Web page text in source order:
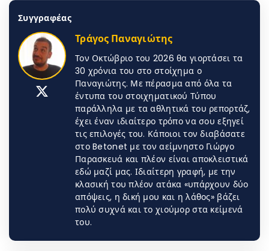
Συγγραφέας
Τράγος Παναγιώτης
Τον Οκτώβριο του 2026 θα γιορτάσει τα
30 χρόνια του στο στοίχημα ο
Παναγιώτης. Με πέρασμα από όλα τα
έντυπα του στοιχηματικού Τύπου
παράλληλα με τα αθλητικά του ρεπορτάζ,
έχει έναν ιδιαίτερο τρόπο να σου εξηγεί
τις επιλογές του. Κάποιοι τον διαβάσατε
στο Betonet με τον αείμνηστο Γιώργο
Παρασκευά και πλέον είναι αποκλειστικά
εδώ μαζί μας. Ιδιαίτερη γραφή, με την
κλασική του πλέον ατάκα «υπάρχουν δύο
απόψεις, η δική μου και η λάθος» βάζει
πολύ συχνά και το χιούμορ στα κείμενά
του.